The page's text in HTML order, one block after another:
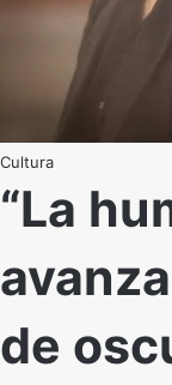
Cultura
“La
de